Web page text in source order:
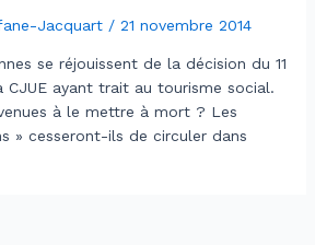
Jacquart / 21 novembre 2014
se réjouissent de la décision du 11
CJUE ayant trait au tourisme social.
à le mettre à mort ? Les
» cesseront-ils de circuler dans